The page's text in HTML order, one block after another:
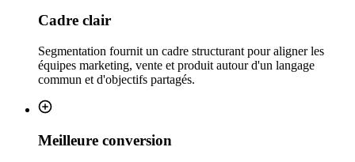
Cadre clair
Segmentation fournit un cadre structurant pour aligner les
équipes marketing, vente et produit autour d'un langage
commun et d'objectifs partagés.
Meilleure conversion